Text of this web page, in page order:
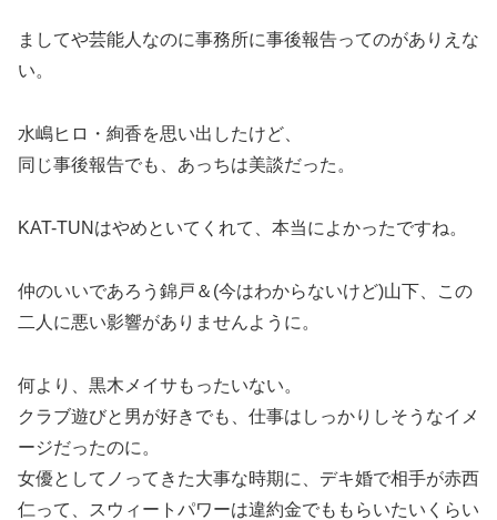
ましてや芸能人なのに事務所に事後報告ってのがありえな
い。
水嶋ヒロ・絢香を思い出したけど、
同じ事後報告でも、あっちは美談だった。
KAT-TUNはやめといてくれて、本当によかったですね。
仲のいいであろう錦戸＆(今はわからないけど)山下、この
二人に悪い影響がありませんように。
何より、黒木メイサもったいない。
クラブ遊びと男が好きでも、仕事はしっかりしそうなイメ
ージだったのに。
女優としてノってきた大事な時期に、デキ婚で相手が赤西
仁って、スウィートパワーは違約金でももらいたいくらい